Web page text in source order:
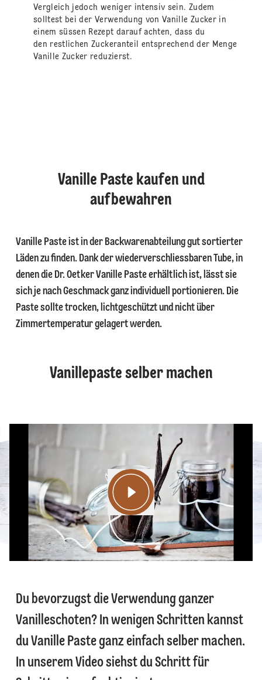
Vergleich jedoch weniger intensiv sein. Zudem
solltest bei der Verwendung von Vanille Zucker in
einem süssen Rezept darauf achten, dass du
den restlichen Zuckeranteil entsprechend der Menge
Vanille Zucker reduzierst.
Vanille Paste kaufen und
aufbewahren
Vanille Paste ist in der Backwarenabteilung gut sortierter
Läden zu finden. Dank der wiederverschliessbaren Tube, in
denen die Dr. Oetker Vanille Paste erhältlich ist, lässt sie
sich je nach Geschmack ganz individuell portionieren. Die
Paste sollte trocken, lichtgeschützt und nicht über
Zimmertemperatur gelagert werden.
Vanillepaste selber machen
Du bevorzugst die Verwendung ganzer
Vanilleschoten? In wenigen Schritten kannst
du Vanille Paste ganz einfach selber machen.
In unserem Video siehst du Schritt für